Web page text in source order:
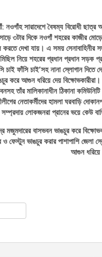
সারাদেশে বৈষম্য বিরোধী ছাত্র
৩টার দিকে নওগাঁ শহরের কাজীর
দেখা যায়। এ সময় সেনাবাহিনীর
নিয়ে শহরের প্রধান প্রধান সড়ক
চাই ফাঁসি চাই’সহ নানা স্লোগান
করে আগুন ধরিয়ে দেয়
তাঁর মালিকানাধীন ঠিকানা
নেতাকর্মীদের হামলা ঘরবাড়ি
সম্প্রদায় লোকজনরা প্রানের ভয়ে কেউ
মজুমদারের বাসভবন ভাঙচুর করে
ও ফেস্টুন ভাঙচুর করার পাশাপাশি
আগুন ধরিয়ে